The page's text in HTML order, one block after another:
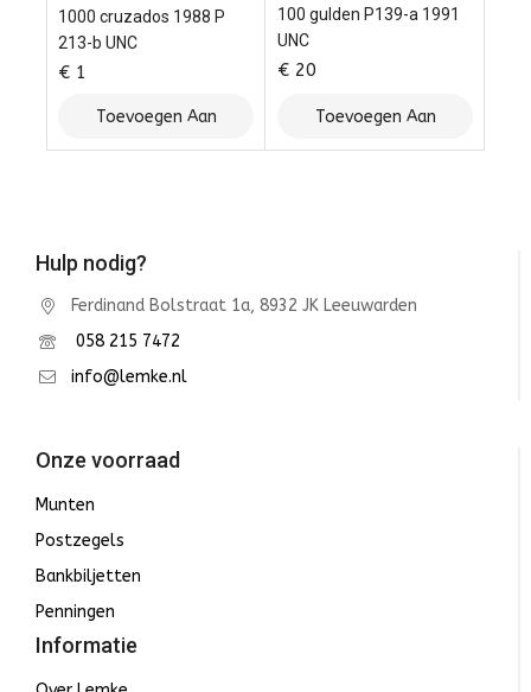
1000 cruzados 1988 P
213-b UNC
€ 1
Toevoegen Aan
Winkelwagen
100 gulden P139-a 1991
UNC
€ 20
Toevoegen Aan
Winkelwagen
Hulp nodig?
Ferdinand Bolstraat 1a, 8932 JK Leeuwarden
058 215 7472
info@lemke.nl
Onze voorraad
Munten
Postzegels
Bankbiljetten
Penningen
Informatie